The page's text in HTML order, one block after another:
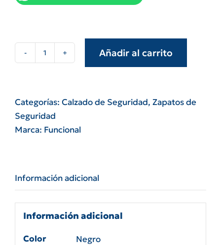
negro
modelo
Iron
Añadir al carrito
Categorías: Calzado de Seguridad, Zapatos de
Seguridad
Marca: Funcional
Información adicional
Información adicional
Color Negro